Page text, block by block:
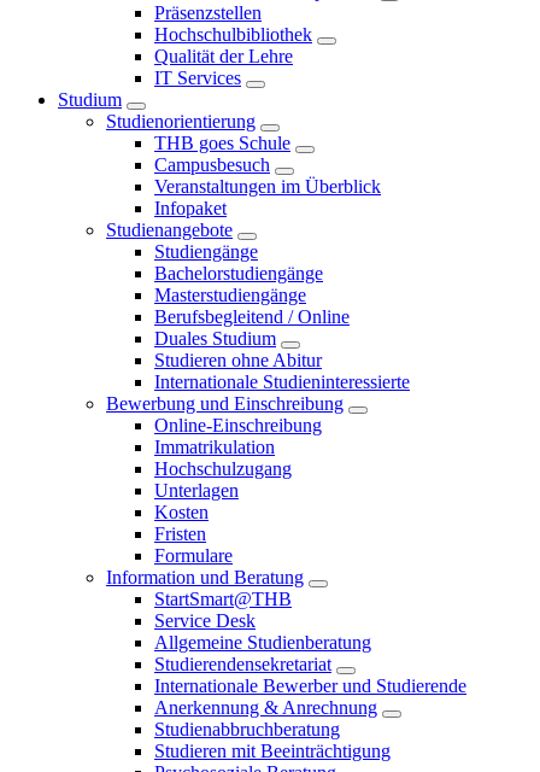
Präsenzstellen
Hochschulbibliothek
Qualität der Lehre
IT Services
Studium
Studienorientierung
THB goes Schule
Campusbesuch
Veranstaltungen im Überblick
Infopaket
Studienangebote
Studiengänge
Bachelorstudiengänge
Masterstudiengänge
Berufsbegleitend / Online
Duales Studium
Studieren ohne Abitur
Internationale Studieninteressierte
Bewerbung und Einschreibung
Online-Einschreibung
Immatrikulation
Hochschulzugang
Unterlagen
Kosten
Fristen
Formulare
Information und Beratung
StartSmart@THB
Service Desk
Allgemeine Studienberatung
Studierendensekretariat
Internationale Bewerber und Studierende
Anerkennung & Anrechnung
Studienabbruchberatung
Studieren mit Beeinträchtigung